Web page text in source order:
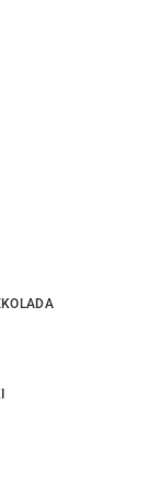
w naszej
marki: Dog's
opiekunów